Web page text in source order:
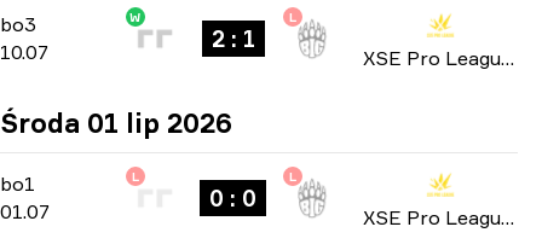
bo3 -bo3
10.07
W
2 : 1
L
XSE Pro League 2026
Środa 01 lip 2026
bo1 Group Stage
bo1
01.07
L
0 : 0
L
XSE Pro League 2026